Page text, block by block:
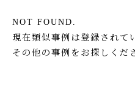
NOT FOUND.
現在類似事例は登録されて
その他の事例をお探しくだ